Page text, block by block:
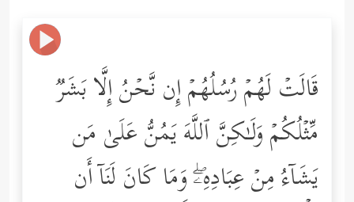
قَالَتۡ لَهُمۡ رُسُلُهُمۡ إِن نَّحۡنُ إِلَّا بَشَرࣱ
مِّثۡلُكُمۡ وَلَـٰكِنَّ ٱللَّهَ یَمُنُّ عَلَىٰ مَن
یَشَاۤءُ مِنۡ عِبَادِهِۦۖ وَمَا كَانَ لَنَاۤ أَن